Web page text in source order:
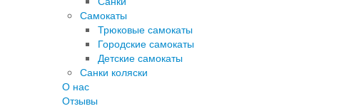
Самокаты
Трюковые самокаты
Городские самокаты
Детские самокаты
Санки коляски
О нас
Отзывы